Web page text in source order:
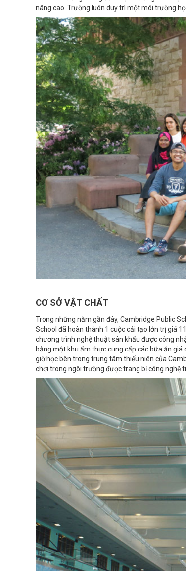
nâng cao. Trường luôn duy trì một môi trường
CƠ SỞ VẬT CHẤT
Trong những năm gần đây, Cambridge Public
School đã hoàn thành 1 cuộc cải tạo lớn trị giá
chương trình nghệ thuật sân khấu được công
bằng một khu ẩm thực cung cấp các bữa ăn giá
giờ học bên trong trung tâm thiếu niên của
chơi trong ngôi trường được trang bị công nghệ